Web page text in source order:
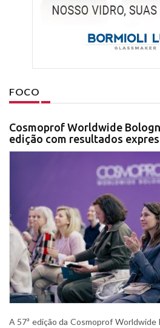
FOCO
Cosmoprof Worldwide
edição com resultados
A 57ª edição da Cosmoprof